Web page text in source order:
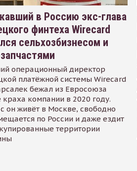
в Россию экс-глава
финтеха Wirecard
сельхозбизнесом и
операционный директор
платёжной системы Wirecard
бежал из Евросоюза
краха компании в 2020 году.
он живёт в Москве, свободно
по России и даже ездит
территории